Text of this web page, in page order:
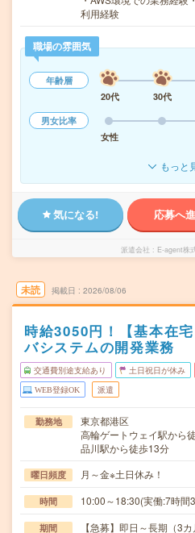
利用経験
職場の雰囲気
年齢層
20代
30代
男女比率
女性
もっと
気になる! 応募へ
派遣会社 E-agent株
未読 掲載日 2026/08/06
時給3050円！【基本在
バシステムの開発業務
交通費別途支給あり 土日祝日が休み
WEB登録OK 派遣
勤務地
東京都港区
高輪ゲートウェイ駅から
品川駅から徒歩13分
曜日頻度 月～金※土日休み！
時間 10:00～18:30(実働:7時間
期間 【急募】即日～長期（3